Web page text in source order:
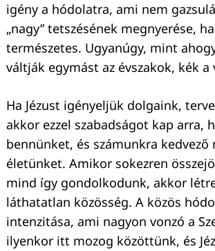
igény a hódolatra, ami nem
„nagy” tetszésének megnyerése,
természetes. Ugyanúgy, mint
váltják egymást az évszakok, kék a
Ha Jézust igényeljük dolgaink,
akkor ezzel szabadságot kap arra,
bennünket, és számunkra
életünket. Amikor sokezren
mind így gondolkodunk, akkor
láthatatlan közösség. A közös
intenzitása, ami nagyon vonzó a
ilyenkor itt mozog közöttünk, és